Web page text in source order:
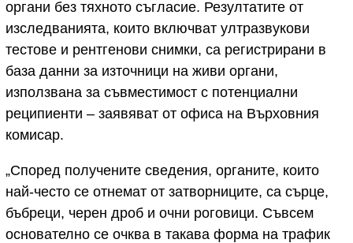
органи без тяхното съгласие. Резултатите от
изследванията, които включват ултразвукови
тестове и рентгенови снимки, са регистрирани в
база данни за източници на живи органи,
използвана за съвместимост с потенциални
реципиенти – заявяват от офиса на Върховния
комисар.
„Според получените сведения, органите, които
най-често се отнемат от затворниците, са сърце,
бъбреци, черен дроб и очни роговици. Съвсем
основателно се очква в такава форма на трафик